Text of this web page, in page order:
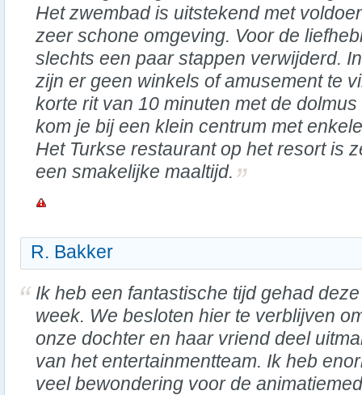
Het zwembad is uitstekend met
zeer schone omgeving. Voor de
slechts een paar stappen verwijderd.
zijn er geen winkels of amusement te
korte rit van 10 minuten met de
kom je bij een klein centrum met
Het Turkse restaurant op het resort is
een smakelijke maaltijd.
R. Bakker
Ik heb een fantastische tijd gehad deze
week. We besloten hier te verblijven
onze dochter en haar vriend deel
van het entertainmentteam. Ik heb
veel bewondering voor de